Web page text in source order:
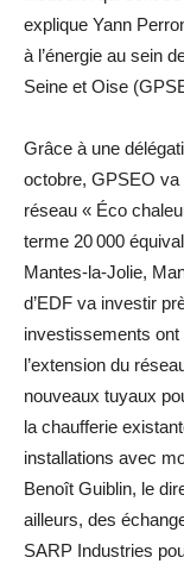
explique Yann
à l’énergie au sein
Seine et Oise
Grâce à une
octobre, GPSEO
réseau « Éco
terme 20 000
Mantes-la-Jolie,
d’EDF va investir
investissements
l’extension du
nouveaux tuyaux
la chaufferie
installations avec
Benoît Guiblin, le
ailleurs, des
SARP Industries